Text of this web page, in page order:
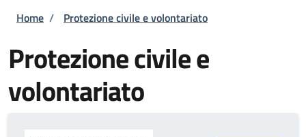
Briciole di pane
Home / Protezione civile e volontariato
Protezione civile e
volontariato